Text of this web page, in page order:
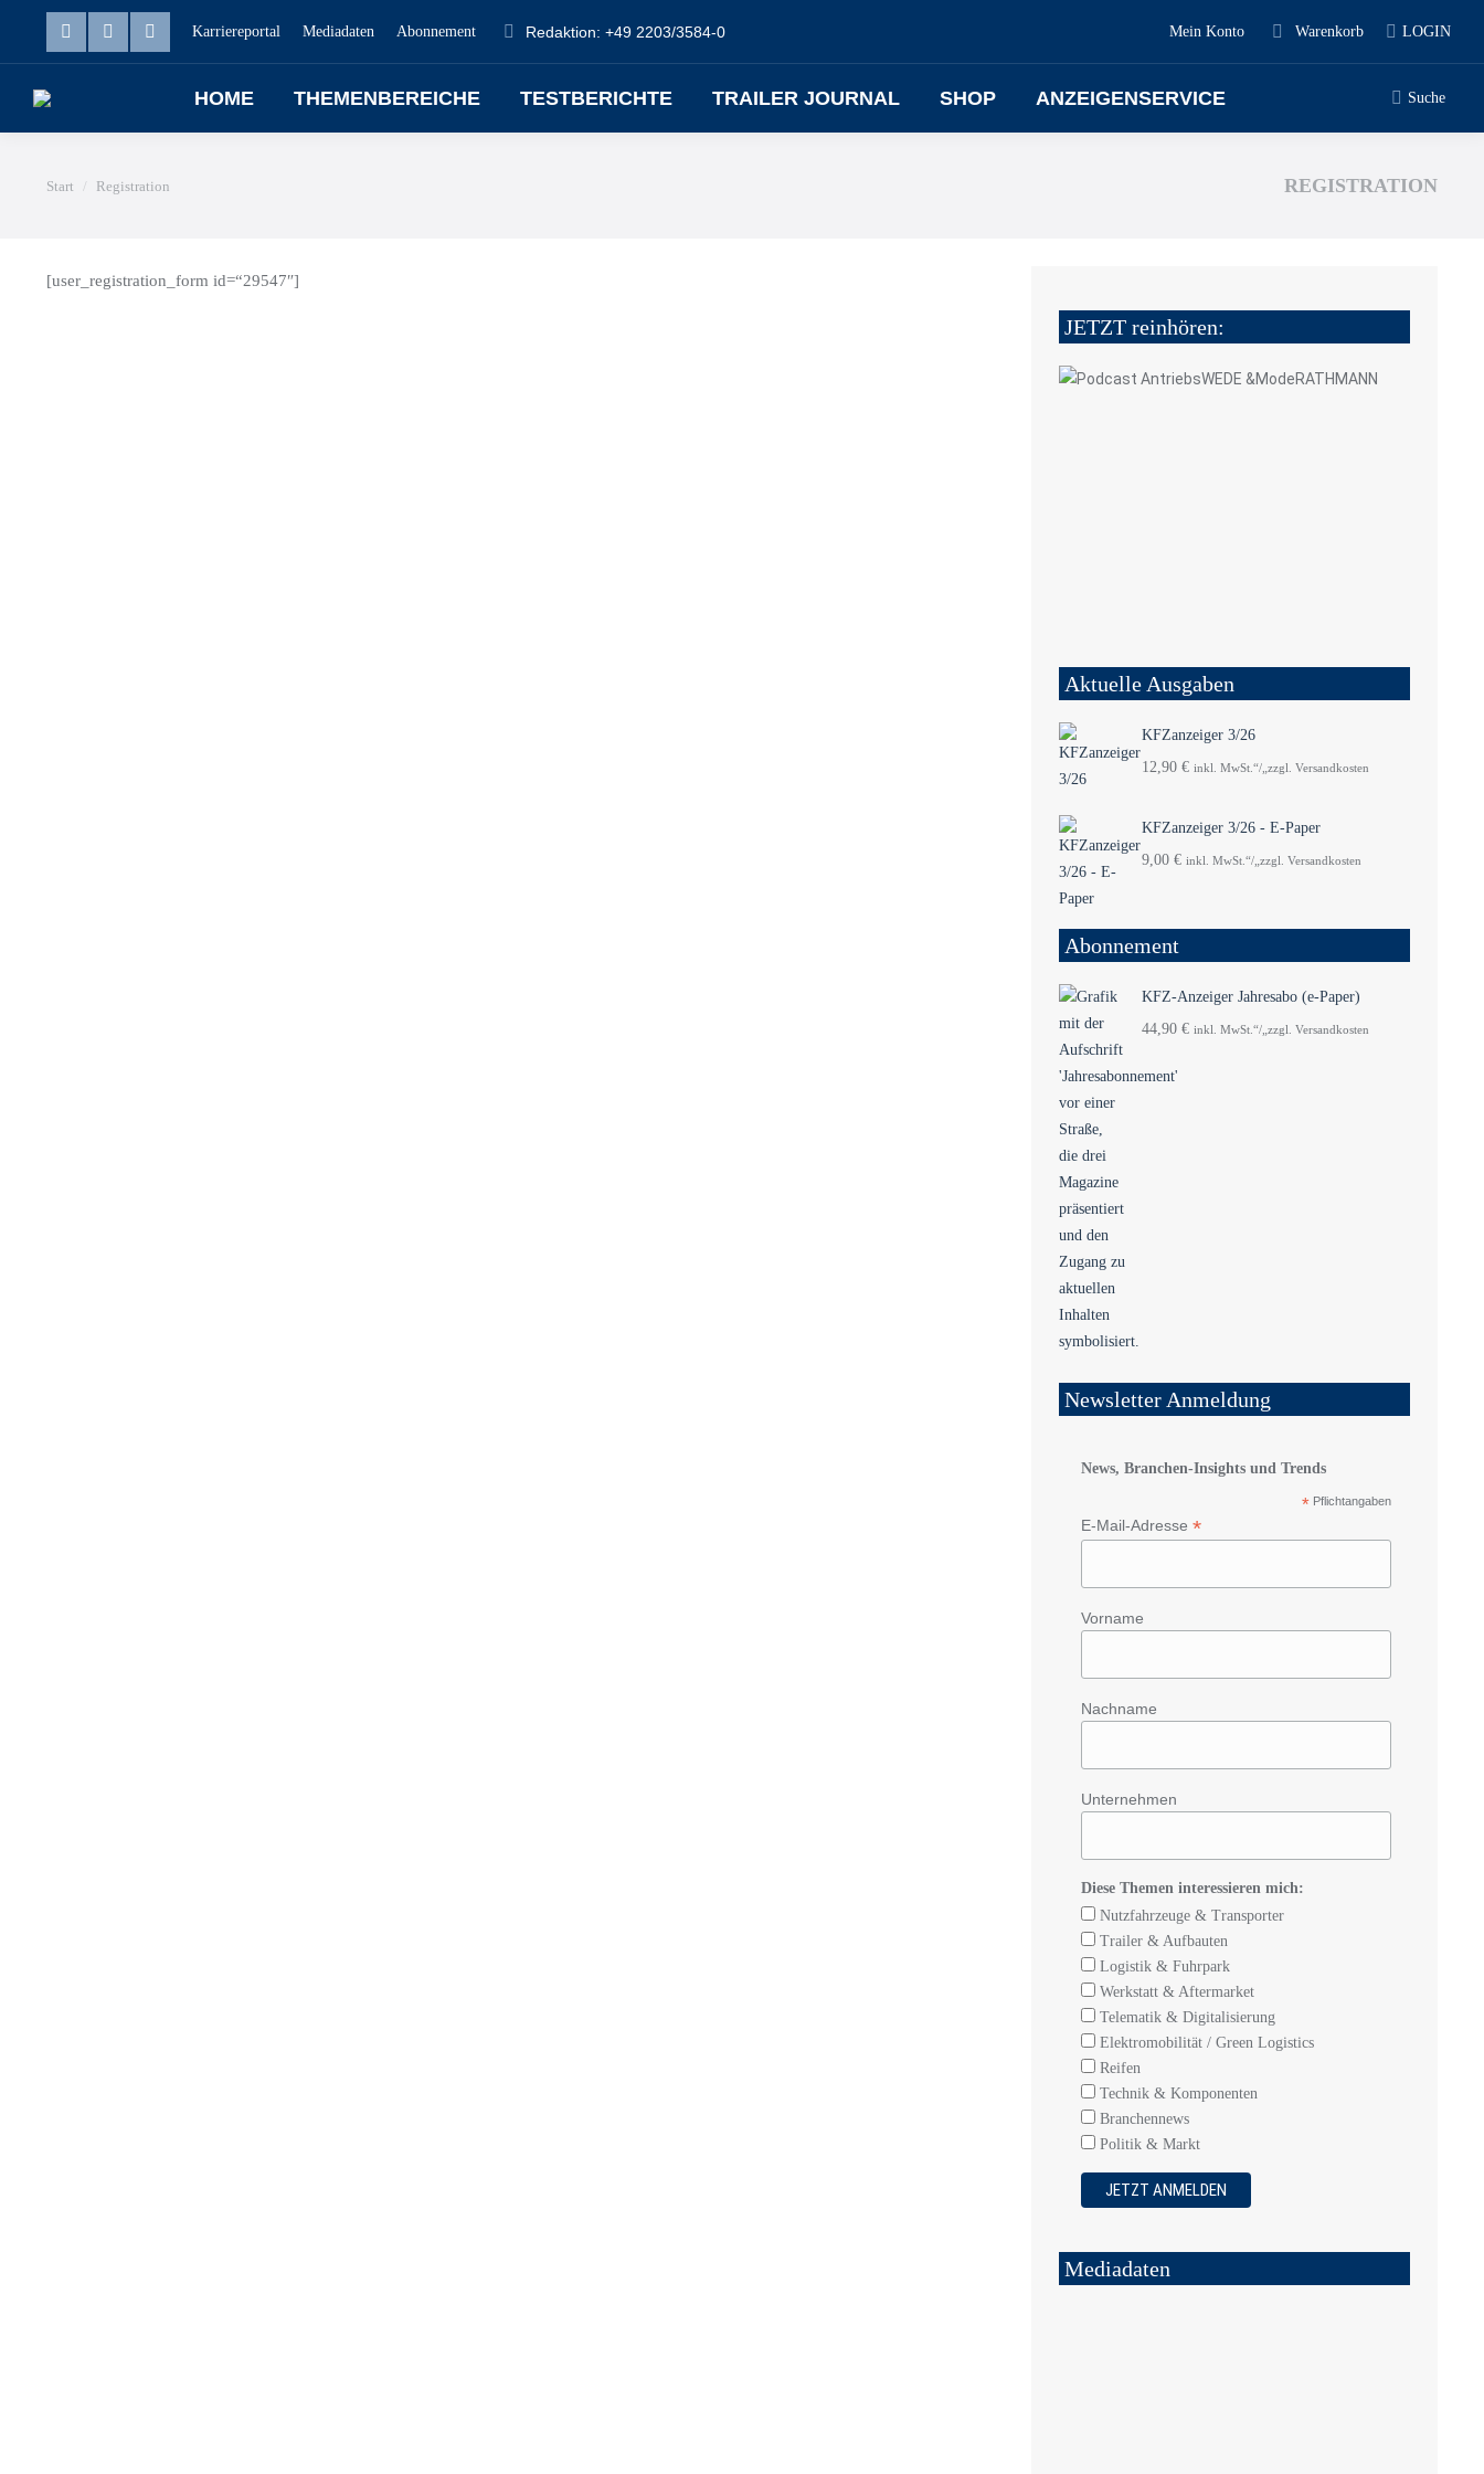
Karriereportal Mediadaten Abonnement Redaktion: +49 2203/3584-0 Mein Konto Warenkorb LOGIN
HOME THEMENBEREICHE TESTBERICHTE TRAILER JOURNAL SHOP ANZEIGENSERVICE Suche
Sie befinden sich hier:
Start Registration REGISTRATION
[user_registration_form id=“29547″]
JETZT reinhören:
Aktuelle Ausgaben
KFZanzeiger 3/26
12,90 € inkl. MwSt.“/„zzgl. Versandkosten
KFZanzeiger 3/26 - E-Paper
9,00 € inkl. MwSt.“/„zzgl. Versandkosten
Abonnement
KFZ-Anzeiger Jahresabo (e-Paper)
44,90 € inkl. MwSt.“/„zzgl. Versandkosten
Newsletter Anmeldung
News, Branchen-Insights und Trends
* Pflichtangaben
E-Mail-Adresse *
Vorname
Nachname
Unternehmen
Diese Themen interessieren mich:
Nutzfahrzeuge & Transporter
Trailer & Aufbauten
Logistik & Fuhrpark
Werkstatt & Aftermarket
Telematik & Digitalisierung
Elektromobilität / Green Logistics
Reifen
Technik & Komponenten
Branchennews
Politik & Markt
Mediadaten